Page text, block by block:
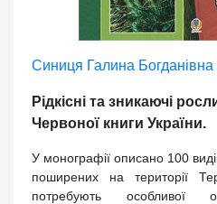
Синиця Галина Богданівна
Рідкісні та зникаючі
Червоної книги України.
У монографії описано 100
поширених на території
потребують особливої